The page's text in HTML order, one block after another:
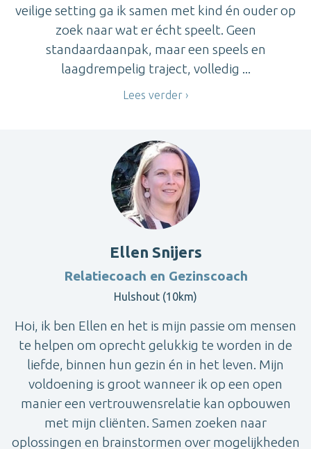
veilige setting ga ik samen met kind én ouder op
zoek naar wat er écht speelt. Geen
standaardaanpak, maar een speels en
laagdrempelig traject, volledig ...
Lees verder
Ellen Snijers
Relatiecoach en Gezinscoach
Hulshout (10km)
Hoi, ik ben Ellen en het is mijn passie om mensen
te helpen om oprecht gelukkig te worden in de
liefde, binnen hun gezin én in het leven. Mijn
voldoening is groot wanneer ik op een open
manier een vertrouwensrelatie kan opbouwen
met mijn cliënten. Samen zoeken naar
oplossingen en brainstormen over mogelijkheden